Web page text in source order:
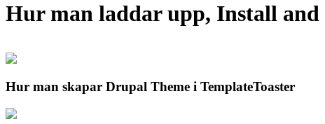
Hur man laddar upp, Install and
Hur man skapar Drupal Theme i TemplateToaster